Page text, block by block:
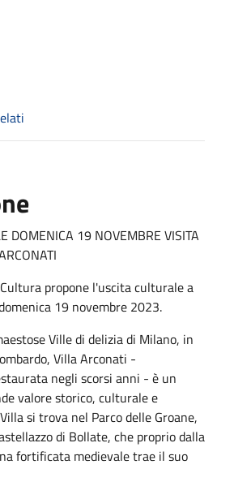
DOMENICA 19 NOVEMBRE VISITA
propone l'uscita culturale a
19 novembre 2023.
Ville di delizia di Milano, in
Villa Arconati -
negli scorsi anni - è un
valore storico, culturale e
si trova nel Parco delle Groane,
di Bollate, che proprio dalla
fortificata medievale trae il suo